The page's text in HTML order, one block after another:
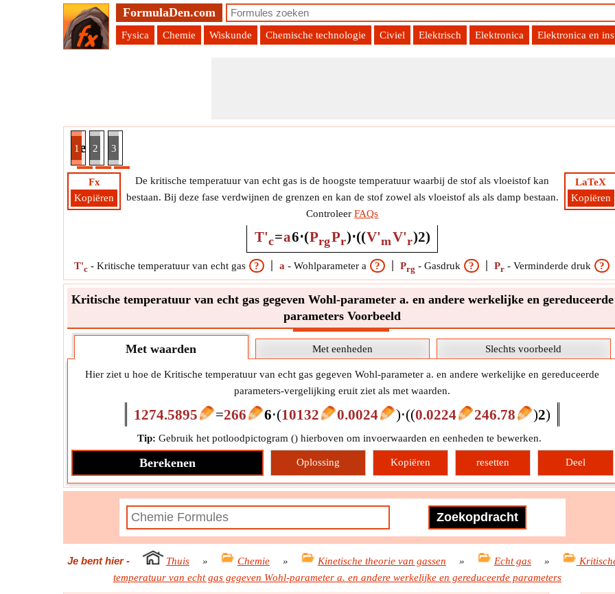
FormulaDen.com
Fysica Chemie Wiskunde Chemische technologie Civiel Elektrisch Elektronica Elektronica en
1
parameter a. en andere werkelijke en gereduceerde parameters Formule
2 3
Fx
Kopiëren
LaTeX
Kopiëren
De kritische temperatuur van echt gas is de hoogste temperatuur waarbij de stof als vloeistof kan
bestaan. Bij deze fase verdwijnen de grenzen en kan de stof zowel als vloeistof als als damp bestaan.
ControleerFAQs
T'c=a6⋅(PrgPr)⋅((V'mV'r)2)
T'c - Kritische temperatuur van echt gas ? a - Wohlparameter a ? Prg - Gasdruk ? Pr - Verminderde druk ?
Kritische temperatuur van echt gas gegeven Wohl-parameter a. en andere werkelijke en gereduceerde
parameters Voorbeeld
Met waarden Met eenheden Slechts voorbeeld
Hier ziet u hoe de Kritische temperatuur van echt gas gegeven Wohl-parameter a. en andere werkelijke en gereduceerde
parameters-vergelijking eruit ziet als met waarden.
1274.5895 =266 6⋅(10132 0.0024 )⋅((0.0224 246.78 )2)
Tip: Gebruik het potloodpictogram () hierboven om invoerwaarden en eenheden te bewerken.
Berekenen Oplossing Kopiëren resetten Deel
Je bent hier- Thuis » Chemie » Kinetische theorie van gassen » Echt gas »
temperatuur van echt gas gegeven Wohl-parameter a. en andere werkelijke en gereduceerde parameters